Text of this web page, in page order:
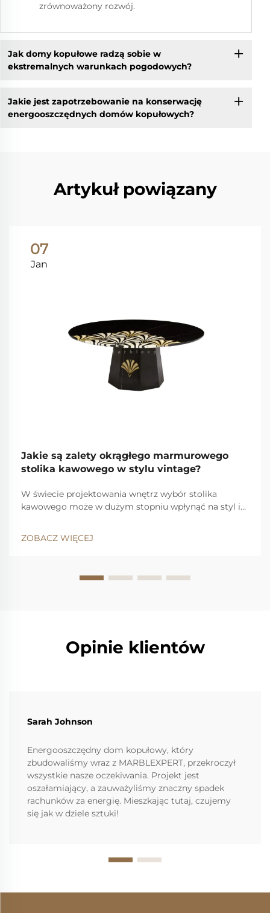
zrównoważony rozwój.
Jak domy kopułowe radzą sobie w
ekstremalnych warunkach pogodowych?
Jakie jest zapotrzebowanie na konserwację
energooszczędnych domów kopułowych?
Artykuł powiązany
07
Jan
Jakie są zalety okrągłego marmurowego
stolika kawowego w stylu vintage?
W świecie projektowania wnętrz wybór stolika
kawowego może w dużym stopniu wpłynąć na styl i
bezczasny element, który sprawnie łączy...
ZOBACZ WIĘCEJ
Opinie klientów
Sarah Johnson
Energooszczędny dom kopułowy, który
zbudowaliśmy wraz z MARBLEXPERT, przekroczył
wszystkie nasze oczekiwania. Projekt jest
oszałamiający, a zauważyliśmy znaczny spadek
rachunków za energię. Mieszkając tutaj, czujemy
się jak w dziele sztuki!